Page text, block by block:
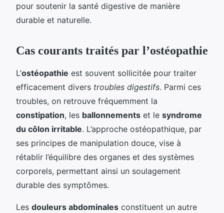
pour soutenir la santé digestive de manière
durable et naturelle.
Cas courants traités par l’ostéopathie
L’ostéopathie est souvent sollicitée pour traiter
efficacement divers troubles digestifs. Parmi ces
troubles, on retrouve fréquemment la
constipation, les ballonnements et le syndrome
du côlon irritable. L’approche ostéopathique, par
ses principes de manipulation douce, vise à
rétablir l’équilibre des organes et des systèmes
corporels, permettant ainsi un soulagement
durable des symptômes.
Les douleurs abdominales constituent un autre